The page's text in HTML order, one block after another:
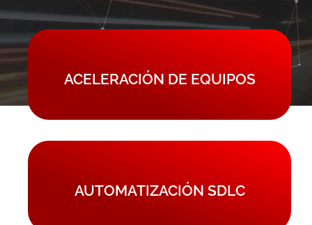
ACELERACIÓN DE EQUIPOS
AUTOMATIZACIÓN SDLC